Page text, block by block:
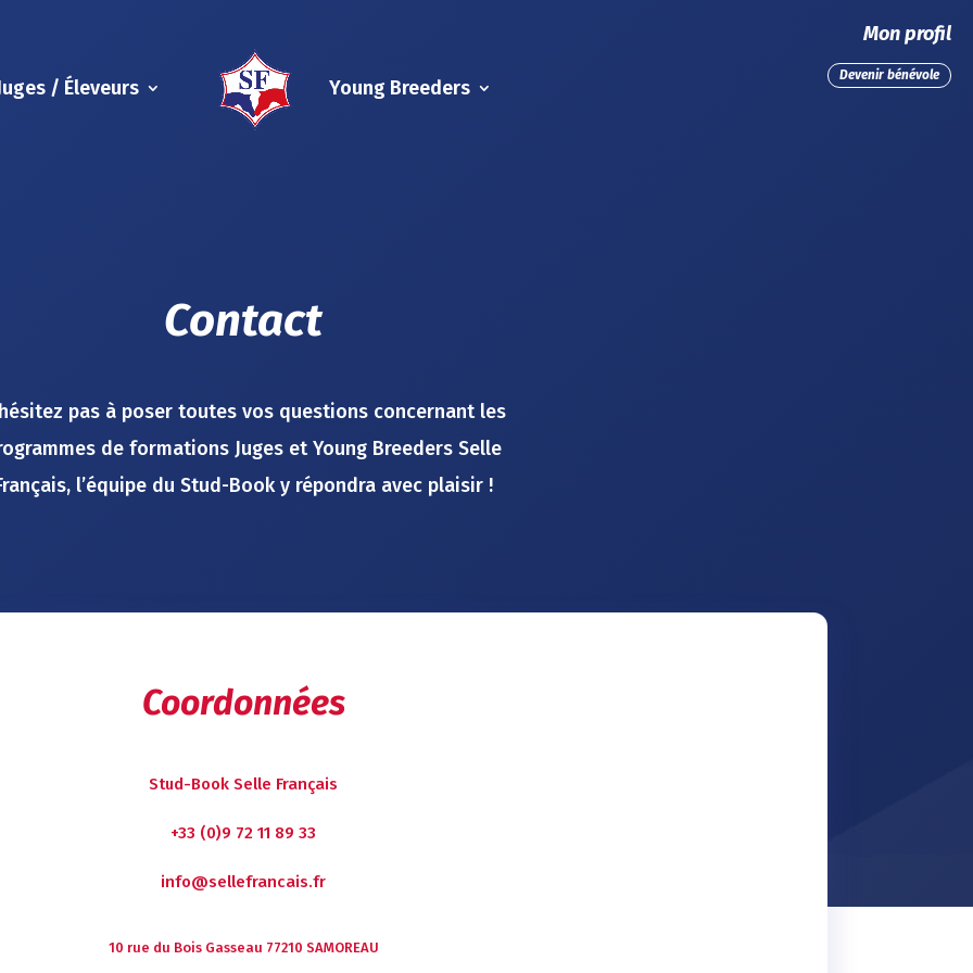
Mon profil
Devenir bénévole
/ Éleveurs Young Breeders
Contact
pas à poser toutes vos questions concernant les
de formations Juges et Young Breeders Selle
l’équipe du Stud-Book y répondra avec plaisir !
Coordonnées
Stud-Book Selle Français
+33 (0)9 72 11 89 33
info@sellefrancais.fr
10 rue du Bois Gasseau 77210 SAMOREAU